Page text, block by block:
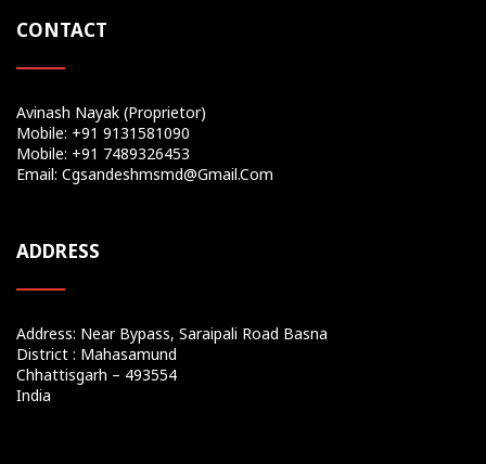
CONTACT
Avinash Nayak (Proprietor)
Mobile: +91 9131581090
Mobile: +91 7489326453
Email: Cgsandeshmsmd@gmail.com
ADDRESS
Address: Near Bypass, Saraipali Road Basna
District : Mahasamund
Chhattisgarh – 493554
India